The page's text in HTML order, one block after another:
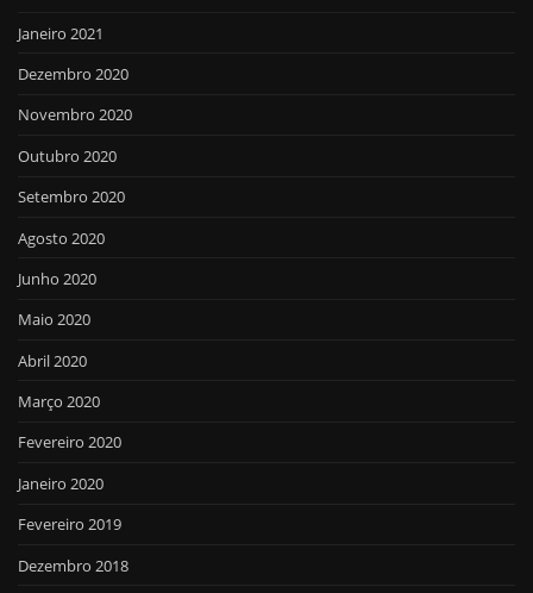
Janeiro 2021
Dezembro 2020
Novembro 2020
Outubro 2020
Setembro 2020
Agosto 2020
Junho 2020
Maio 2020
Abril 2020
Março 2020
Fevereiro 2020
Janeiro 2020
Fevereiro 2019
Dezembro 2018